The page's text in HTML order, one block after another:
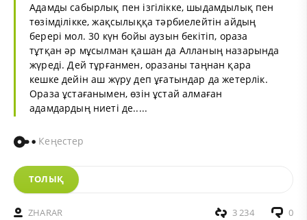
Адамды сабырлық пен ізгілікке, шыдамдылық пен
төзімділікке, жақсылыққа тәрбиелейтін айдың
берері мол. 30 күн бойы аузын бекітіп, ораза
тұтқан әр мұсылман қашан да Алланың назарында
жүреді. Дей тұрғанмен, оразаны таңнан қара
кешке дейін аш жүру деп ұғатындар да жетерлік.
Ораза ұстағанымен, өзін ұстай алмаған
адамдардың ниеті де.....
Кеңестер
ТОЛЫҚ
ZHARAR 0
3 234